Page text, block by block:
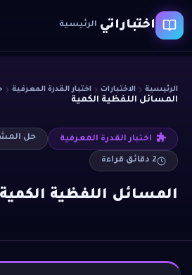
اختباراتي الرئيسية
الرئيسية الاختبارات اختبار القدرة المعرفية
المسائل اللفظية الكمية
اختبار القدرة المعرفية حل
2 دقائق قراءة
المسائل اللفظية الكمية